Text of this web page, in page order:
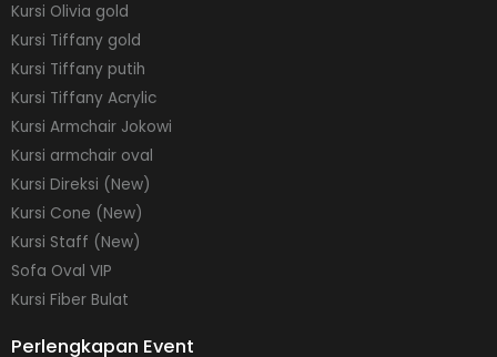
Kursi Olivia gold
Kursi Tiffany gold
Kursi Tiffany putih
Kursi Tiffany Acrylic
Kursi Armchair Jokowi
Kursi armchair oval
Kursi Direksi (New)
Kursi Cone (New)
Kursi Staff (New)
Sofa Oval VIP
Kursi Fiber Bulat
Perlengkapan Event